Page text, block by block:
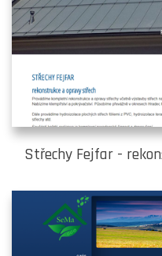
Střechy Fejfar -